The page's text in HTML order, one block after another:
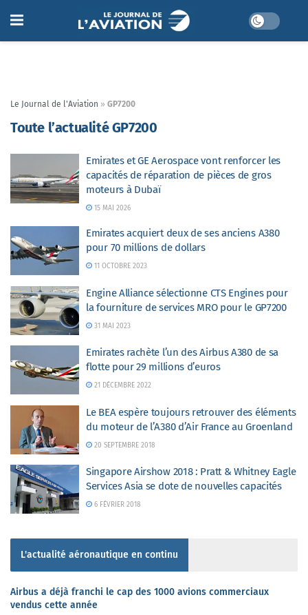
Le Journal de l'Aviation » GP7200
Toute l’actualité GP7200
Emirates et GE Aerospace vont renforcer les
capacités de réparation de pièces de gros
moteurs à Dubaï
15 MAI 2026
Emirates acquiert deux de ses anciens A380
pour 70 millions de dollars
11 OCTOBRE 2023
Engine Alliance sélectionne CTS Engines pour
la fourniture de services MRO pour le GP7200
31 MAI 2023
Emirates rachète l’un des Airbus A380 de sa
flotte pour 29 millions d’euros
21 DÉCEMBRE 2022
Le BEA espère toujours retrouver des éléments
du moteur de l’A380 d’Air France au Groenland
20 SEPTEMBRE 2018
Singapore Airshow 2018 : Pratt & Whitney Eagle
Services Asia se dote de nouvelles capacités
6 FÉVRIER 2018
L'actualité aéronautique en continu
Airbus a déjà franchi le cap des 1000 avions commerciaux
vendus cette année